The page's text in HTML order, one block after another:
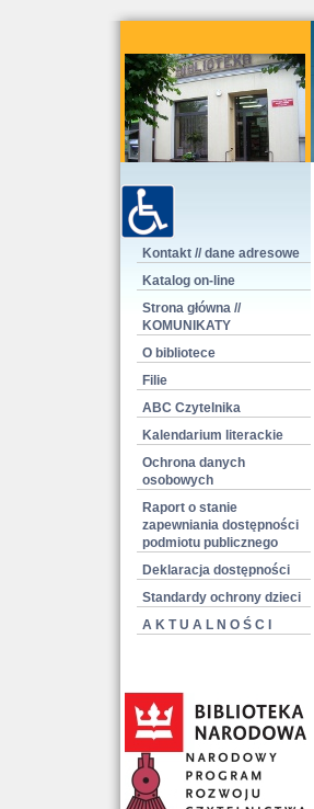
Kontakt // dane adresowe
Katalog on-line
Strona główna //
KOMUNIKATY
O bibliotece
Filie
ABC Czytelnika
Kalendarium literackie
Ochrona danych
osobowych
Raport o stanie
zapewniania dostępności
podmiotu publicznego
Deklaracja dostępności
Standardy ochrony dzieci
A K T U A L N O Ś C I